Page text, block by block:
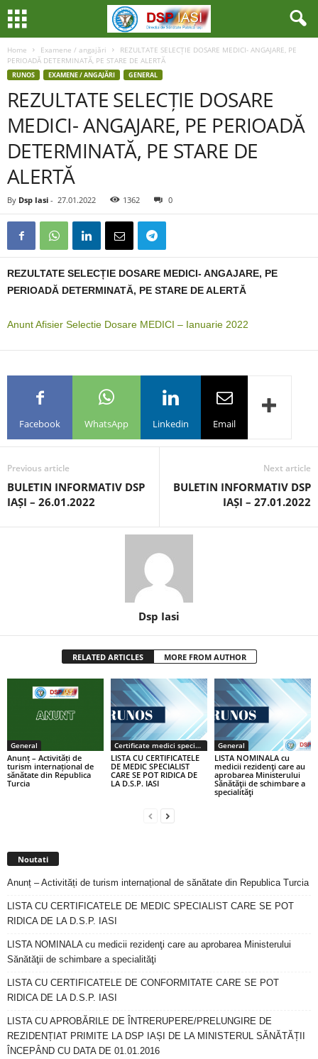
Home Examene / angajări
REZULTATE SELECȚIE DOSARE MEDICI- ANGAJARE, PE
PERIOADĂ DETERMINATĂ, PE STARE DE ALERTĂ
RUNOS EXAMENE / ANGAJĂRI GENERAL
REZULTATE SELECȚIE DOSARE
MEDICI- ANGAJARE, PE PERIOADĂ
DETERMINATĂ, PE STARE DE
ALERTĂ
By Dsp Iasi - 27.01.2022 1362 0
REZULTATE SELECȚIE DOSARE MEDICI- ANGAJARE, PE
PERIOADĂ DETERMINATĂ, PE STARE DE ALERTĂ
Anunt Afisier Selectie Dosare MEDICI – Ianuarie 2022
Facebook WhatsApp Linkedin Email
Previous article
BULETIN INFORMATIV DSP
IAȘI – 26.01.2022
Next article
BULETIN INFORMATIV DSP
IAȘI – 27.01.2022
Dsp Iasi
RELATED ARTICLES MORE FROM AUTHOR
General
Anunț – Activități de
turism internațional de
sănătate din Republica
Turcia
Certificate medici specialiști / primari
LISTA CU CERTIFICATELE
DE MEDIC SPECIALIST
CARE SE POT RIDICA DE
LA D.S.P. IASI
General
LISTA NOMINALA cu
medicii rezidenţi care au
aprobarea Ministerului
Sănătăţii de schimbare a
specialităţi
Noutati
Anunț – Activități de turism internațional de sănătate din Republica Turcia
LISTA CU CERTIFICATELE DE MEDIC SPECIALIST CARE SE POT
RIDICA DE LA D.S.P. IASI
LISTA NOMINALA cu medicii rezidenţi care au aprobarea Ministerului
Sănătăţii de schimbare a specialităţi
LISTA CU CERTIFICATELE DE CONFORMITATE CARE SE POT
RIDICA DE LA D.S.P. IASI
LISTA CU APROBĂRILE DE ÎNTRERUPERE/PRELUNGIRE DE
REZIDENȚIAT PRIMITE LA DSP IAȘI DE LA MINISTERUL SĂNĂTĂȚII
ÎNCEPÂND CU DATA DE 01.01.2016